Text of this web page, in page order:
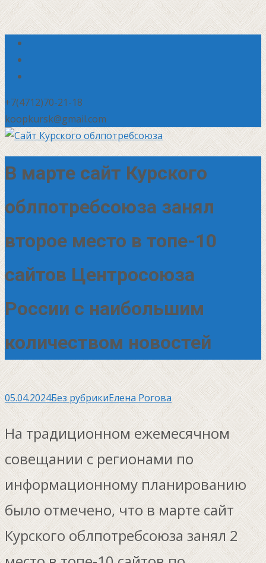
+7(4712)70-21-18
koopkursk@gmail.com
В марте сайт Курского
облпотребсоюза занял
второе место в топе-10
сайтов Центросоюза
России с наибольшим
количеством новостей
05.04.2024Без рубрикиЕлена Рогова
На традиционном ежемесячном
совещании с регионами по
информационному планированию
было отмечено, что в марте сайт
Курского облпотребсоюза занял 2